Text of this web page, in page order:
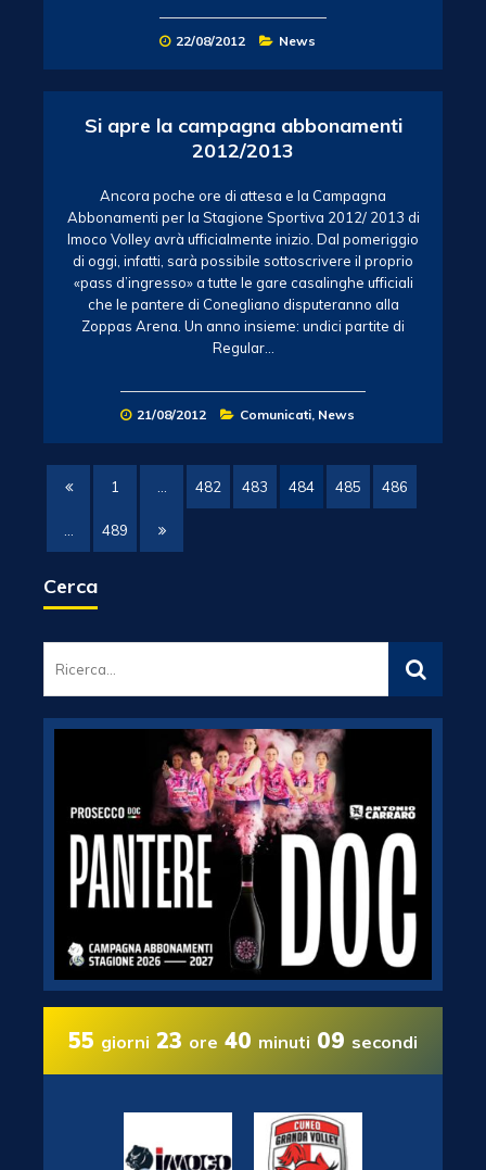
22/08/2012 News
Si apre la campagna abbonamenti
2012/2013
Ancora poche ore di attesa e la Campagna
Abbonamenti per la Stagione Sportiva 2012/ 2013 di
Imoco Volley avrà ufficialmente inizio. Dal pomeriggio
di oggi, infatti, sarà possibile sottoscrivere il proprio
«pass d’ingresso» a tutte le gare casalinghe ufficiali
che le pantere di Conegliano disputeranno alla
Zoppas Arena. Un anno insieme: undici partite di
Regular…
21/08/2012 Comunicati, News
1 482 483 484 485 486
489
Cerca
55 giorni 23 ore 40 minuti 08 secondi